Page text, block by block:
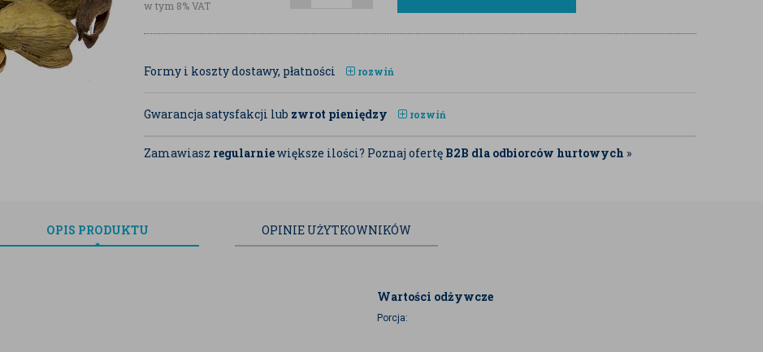
w tym 8% VAT
Formy i koszty dostawy, płatności rozwiń
Gwarancja satysfakcji lub zwrot pieniędzy rozwiń
Zamawiasz regularniewiększe ilości? Poznaj ofertę B2B dla odbiorców hurtowych »
OPIS PRODUKTU OPINIE UŻYTKOWNIKÓW
Wartości odżywcze
Porcja: